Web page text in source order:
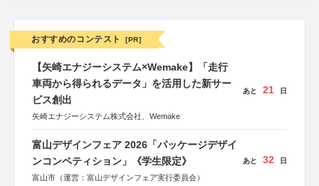
おすすめのコンテスト [PR]
【矢崎エナジーシステム×Wemake】「走行
車両から得られるデータ」を活用した新サー
ビス創出
矢崎エナジーシステム株式会社、Wemake
あと 21 日
富山デザインフェア 2026「パッケージデザイ
ンコンペティション」《学生限定》
富山市（運営：富山デザインフェア実行委員会）
あと 32 日